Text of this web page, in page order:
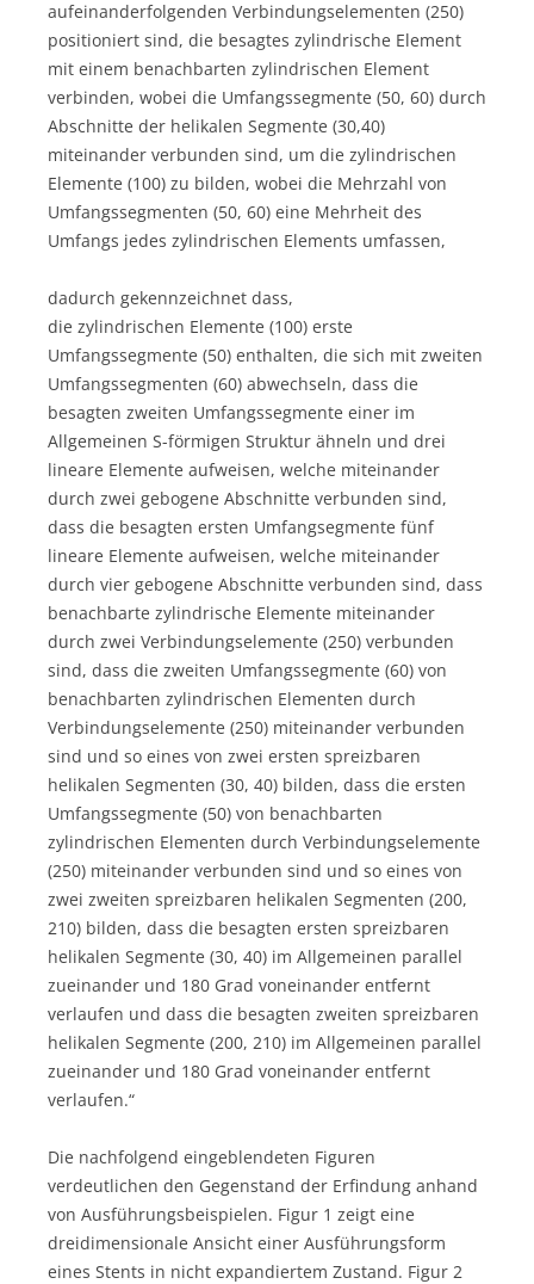
aufeinanderfolgenden Verbindungselementen (250)
positioniert sind, die besagtes zylindrische Element
mit einem benachbarten zylindrischen Element
verbinden, wobei die Umfangssegmente (50, 60) durch
Abschnitte der helikalen Segmente (30,40)
miteinander verbunden sind, um die zylindrischen
Elemente (100) zu bilden, wobei die Mehrzahl von
Umfangssegmenten (50, 60) eine Mehrheit des
Umfangs jedes zylindrischen Elements umfassen,
dadurch gekennzeichnet dass,
die zylindrischen Elemente (100) erste
Umfangssegmente (50) enthalten, die sich mit zweiten
Umfangssegmenten (60) abwechseln, dass die
besagten zweiten Umfangssegmente einer im
Allgemeinen S-förmigen Struktur ähneln und drei
lineare Elemente aufweisen, welche miteinander
durch zwei gebogene Abschnitte verbunden sind,
dass die besagten ersten Umfangsegmente fünf
lineare Elemente aufweisen, welche miteinander
durch vier gebogene Abschnitte verbunden sind, dass
benachbarte zylindrische Elemente miteinander
durch zwei Verbindungselemente (250) verbunden
sind, dass die zweiten Umfangssegmente (60) von
benachbarten zylindrischen Elementen durch
Verbindungselemente (250) miteinander verbunden
sind und so eines von zwei ersten spreizbaren
helikalen Segmenten (30, 40) bilden, dass die ersten
Umfangssegmente (50) von benachbarten
zylindrischen Elementen durch Verbindungselemente
(250) miteinander verbunden sind und so eines von
zwei zweiten spreizbaren helikalen Segmenten (200,
210) bilden, dass die besagten ersten spreizbaren
helikalen Segmente (30, 40) im Allgemeinen parallel
zueinander und 180 Grad voneinander entfernt
verlaufen und dass die besagten zweiten spreizbaren
helikalen Segmente (200, 210) im Allgemeinen parallel
zueinander und 180 Grad voneinander entfernt
verlaufen.“
Die nachfolgend eingeblendeten Figuren
verdeutlichen den Gegenstand der Erfindung anhand
von Ausführungsbeispielen. Figur 1 zeigt eine
dreidimensionale Ansicht einer Ausführungsform
eines Stents in nicht expandiertem Zustand. Figur 2